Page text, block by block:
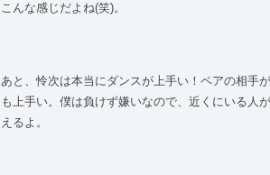
こんな感じだよね(笑)。
あと、怜次は本当にダンスが上手い！ペアの相手
も上手い。僕は負けず嫌いなので、近くにいる人
えるよ。